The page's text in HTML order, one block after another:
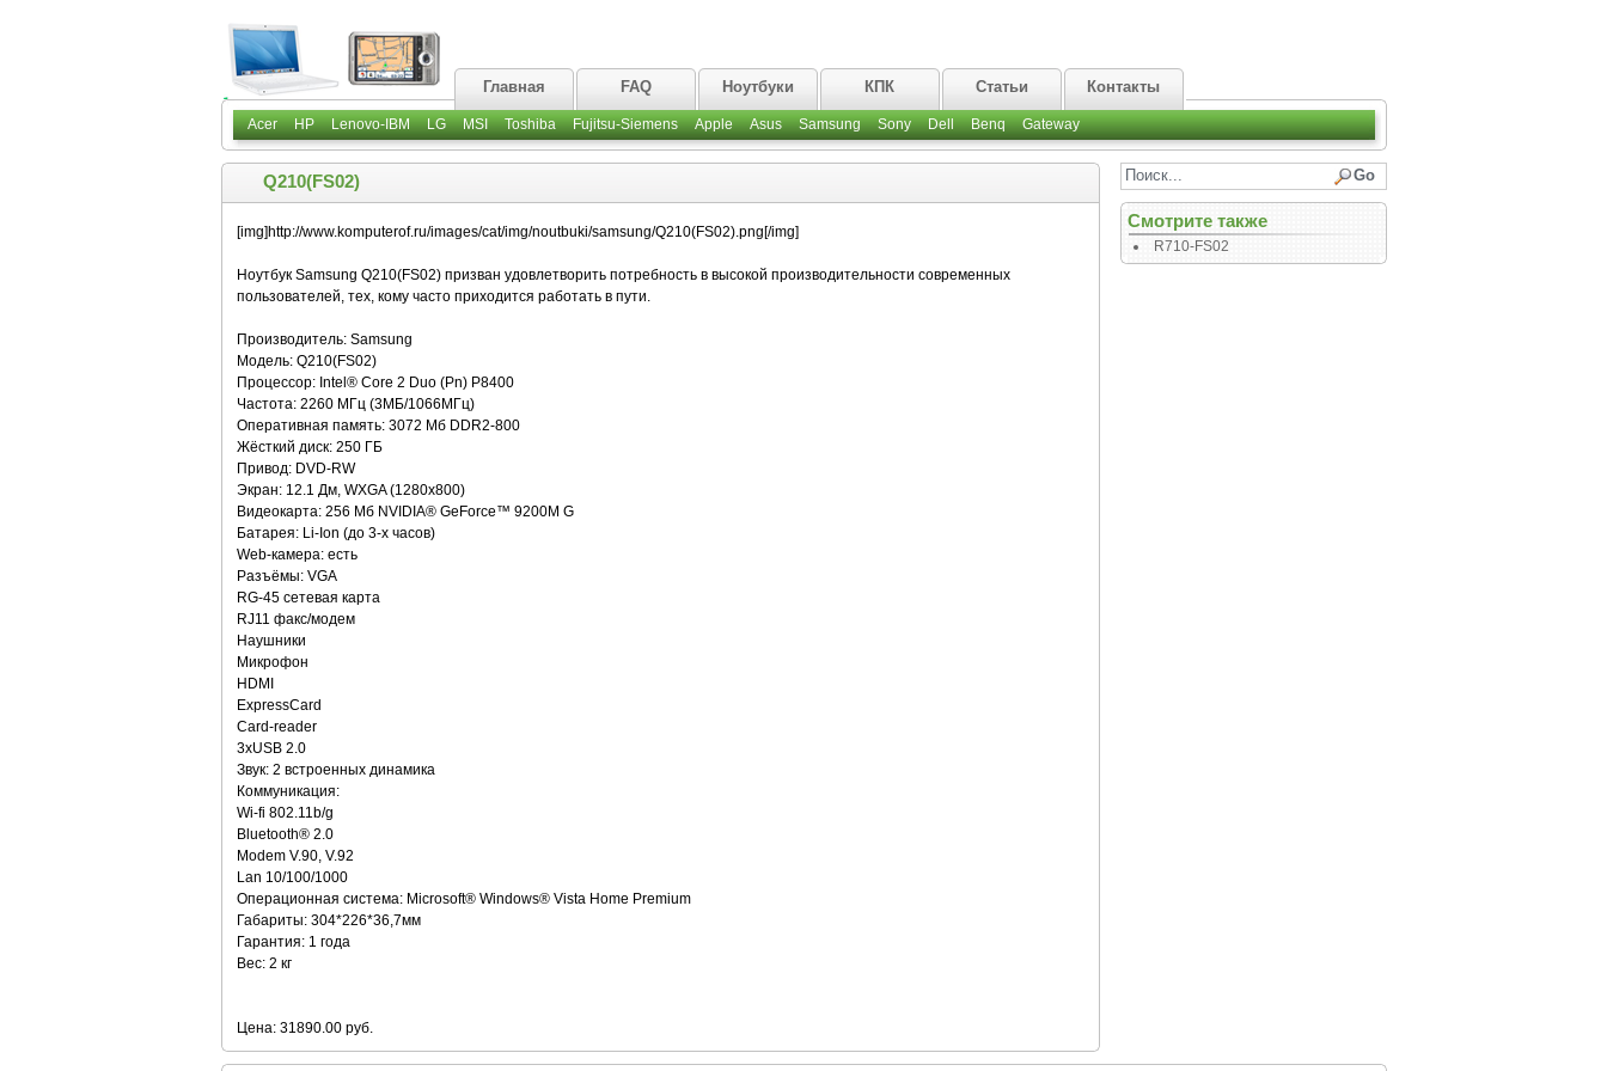
Главная FAQ Ноутбуки КПК Статьи Контакты
Acer HP Lenovo-IBM LG MSI Toshiba Fujitsu-Siemens Apple Asus Samsung Sony Dell Benq Gateway
Q210(FS02)
[img]http://www.komputerof.ru/images/cat/img/noutbuki/samsung/Q210(FS02).png[/img]
Ноутбук Samsung Q210(FS02) призван удовлетворить потребность в высокой производительности современных
пользователей, тех, кому часто приходится работать в пути.
Производитель: Samsung
Модель: Q210(FS02)
Процессор: Intel® Core 2 Duo (Pn) P8400
Частота: 2260 МГц (3МБ/1066МГц)
Оперативная память: 3072 Мб DDR2-800
Жёсткий диск: 250 ГБ
Привод: DVD-RW
Экран: 12.1 Дм, WXGA (1280х800)
Видеокарта: 256 Мб NVIDIA® GeForce™ 9200M G
Батарея: Li-Ion (до 3-х часов)
Web-камера: есть
Разъёмы: VGA
RG-45 сетевая карта
RJ11 факс/модем
Наушники
Микрофон
HDMI
ExpressCard
Card-reader
3хUSB 2.0
Звук: 2 встроенных динамика
Коммуникация:
Wi-fi 802.11b/g
Bluetooth® 2.0
Modem V.90, V.92
Lan 10/100/1000
Операционная система: Microsoft® Windows® Vista Home Premium
Габариты: 304*226*36,7мм
Гарантия: 1 года
Вес: 2 кг
Цена: 31890.00 руб.
Смотрите также
R710-FS02